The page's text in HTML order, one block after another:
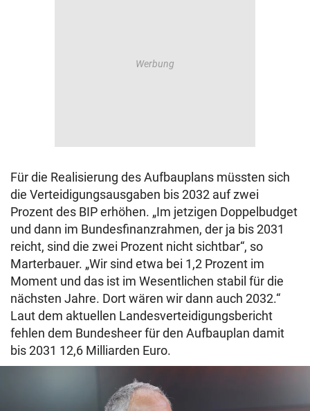
Für die Realisierung des Aufbauplans müssten sich
die Verteidigungsausgaben bis 2032 auf zwei
Prozent des BIP erhöhen. „Im jetzigen Doppelbudget
und dann im Bundesfinanzrahmen, der ja bis 2031
reicht, sind die zwei Prozent nicht sichtbar“, so
Marterbauer. „Wir sind etwa bei 1,2 Prozent im
Moment und das ist im Wesentlichen stabil für die
nächsten Jahre. Dort wären wir dann auch 2032.“
Laut dem aktuellen Landesverteidigungsbericht
fehlen dem Bundesheer für den Aufbauplan damit
bis 2031 12,6 Milliarden Euro.